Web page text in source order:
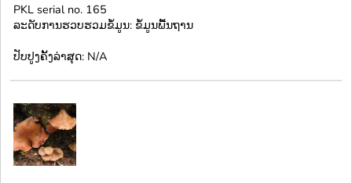
PKL serial no. 165
ລະດັບການຮວບຮວມຂໍ້ມູນ: ຂໍ້ມູນພື້ນຖານ
ປັບປູງຄັ້ງລ່າສຸດ: N/A